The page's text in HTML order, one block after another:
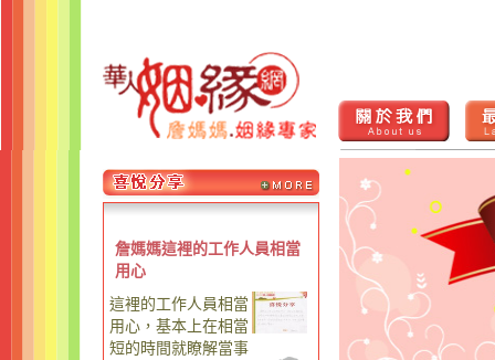
詹媽媽這裡的工作人員相當
用心
這裡的工作人員相當
用心，基本上在相當
短的時間就瞭解當事